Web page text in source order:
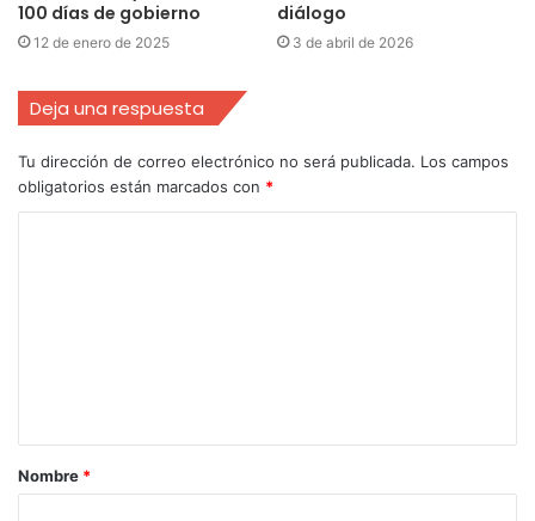
100 días de gobierno
12 de enero de 2025
diálogo
3 de abril de 2026
Deja una respuesta
Tu dirección de correo electrónico no será publicada. Los campos
obligatorios están marcados con *
Nombre *